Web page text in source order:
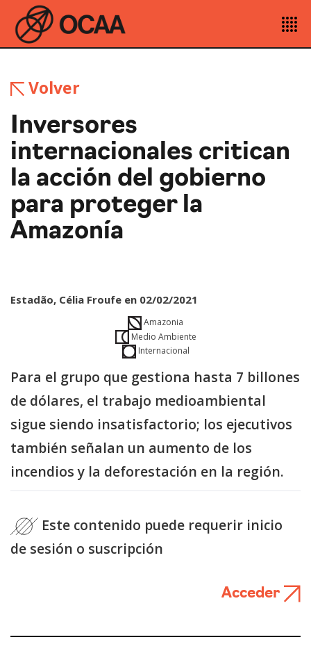
Volver
Inversores
internacionales critican
la acción del gobierno
para proteger la
Amazonía
Estadão, Célia Froufe en 02/02/2021
Amazonia
Medio Ambiente
Internacional
Para el grupo que gestiona hasta 7 billones
de dólares, el trabajo medioambiental
sigue siendo insatisfactorio; los ejecutivos
también señalan un aumento de los
incendios y la deforestación en la región.
Este contenido puede requerir inicio
de sesión o suscripción
Acceder